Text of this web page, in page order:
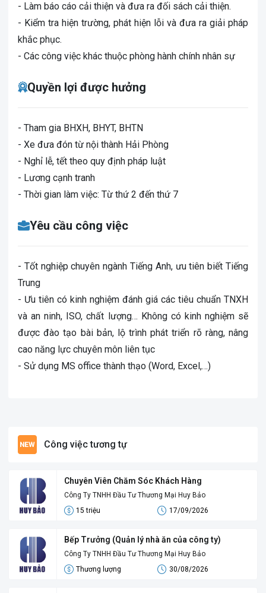
- Làm báo cáo cải thiện và đưa ra đối sách cải thiện.
- Kiểm tra hiện trường, phát hiện lỗi và đưa ra giải pháp
khắc phục.
- Các công việc khác thuộc phòng hành chính nhân sự
Quyền lợi được hưởng
- Tham gia BHXH, BHYT, BHTN
- Xe đưa đón từ nội thành Hải Phòng
- Nghỉ lễ, tết theo quy định pháp luật
- Lương cạnh tranh
- Thời gian làm việc: Từ thứ 2 đến thứ 7
Yêu cầu công việc
- Tốt nghiệp chuyên ngành Tiếng Anh, ưu tiên biết Tiếng
Trung
- Ưu tiên có kinh nghiệm đánh giá các tiêu chuẩn TNXH
và an ninh, ISO, chất lượng… Không có kinh nghiệm sẽ
được đào tạo bài bản, lộ trình phát triển rõ ràng, nâng
cao năng lực chuyên môn liên tục
- Sử dụng MS office thành thạo (Word, Excel,…)
Công việc tương tự
Chuyên Viên Chăm Sóc Khách Hàng
Công Ty TNHH Đầu Tư Thương Mại Huy Bảo
15 triệu
17/09/2026
Bếp Trưởng (Quản lý nhà ăn của công ty)
Công Ty TNHH Đầu Tư Thương Mại Huy Bảo
Thương lượng
30/08/2026